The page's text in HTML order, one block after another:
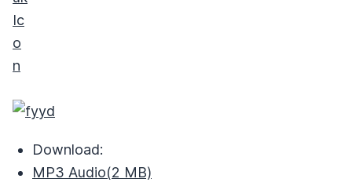
Download:
MP3 Audio(2 MB)